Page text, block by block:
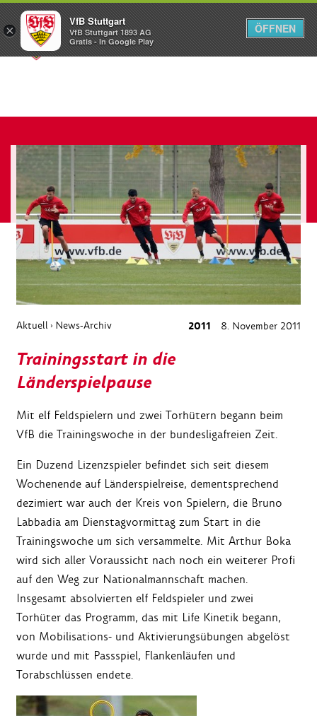
Menü
Aktuell › News-Archiv 2011 8. November 2011
Trainingsstart in die
Länderspielpause
Mit elf Feldspielern und zwei Torhütern begann beim
VfB die Trainingswoche in der bundesligafreien Zeit.
Ein Duzend Lizenzspieler befindet sich seit diesem
Wochenende auf Länderspielreise, dementsprechend
dezimiert war auch der Kreis von Spielern, die Bruno
Labbadia am Dienstagvormittag zum Start in die
Trainingswoche um sich versammelte. Mit Arthur Boka
wird sich aller Voraussicht nach noch ein weiterer Profi
auf den Weg zur Nationalmannschaft machen.
Insgesamt absolvierten elf Feldspieler und zwei
Torhüter das Programm, das mit Life Kinetik begann,
von Mobilisations- und Aktivierungsübungen abgelöst
wurde und mit Passspiel, Flankenläufen und
Torabschlüssen endete.
×
VfB Stuttgart
VfB Stuttgart 1893 AG
Gratis - In Google Play
ÖFFNEN